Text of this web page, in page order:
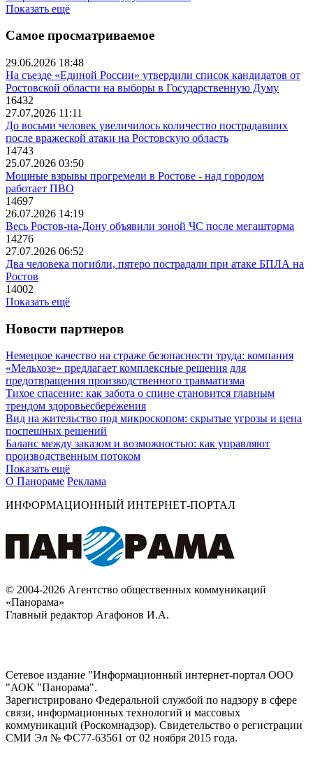
Показать ещё
Самое просматриваемое
29.06.2026 18:48
На съезде «Единой России» утвердили список кандидатов от
Ростовской области на выборы в Государственную Думу
16432
27.07.2026 11:11
До восьми человек увеличилось количество пострадавших
после вражеской атаки на Ростовскую область
14743
25.07.2026 03:50
Мощные взрывы прогремели в Ростове - над городом
работает ПВО
14697
26.07.2026 14:19
Весь Ростов-на-Дону объявили зоной ЧС после мегашторма
14276
27.07.2026 06:52
Два человека погибли, пятеро пострадали при атаке БПЛА на
Ростов
14002
Показать ещё
Новости партнеров
Немецкое качество на страже безопасности труда: компания
«Мельхозе» предлагает комплексные решения для
предотвращения производственного травматизма
Тихое спасение: как забота о спине становится главным
трендом здоровьесбережения
Вид на жительство под микроскопом: скрытые угрозы и цена
поспешных решений
Баланс между заказом и возможностью: как управляют
производственным потоком
Показать ещё
О Панораме Реклама
ИНФОРМАЦИОННЫЙ ИНТЕРНЕТ-ПОРТАЛ
© 2004-2026 Агентство общественных коммуникаций
«Панорама»
Главный редактор Агафонов И.А.
Сетевое издание "Информационный интернет-портал ООО
"АОК "Панорама".
Зарегистрировано Федеральной службой по надзору в сфере
связи, информационных технологий и массовых
коммуникаций (Роскомнадзор). Cвидетельство о регистрации
СМИ Эл № ФС77-63561 от 02 ноября 2015 года.